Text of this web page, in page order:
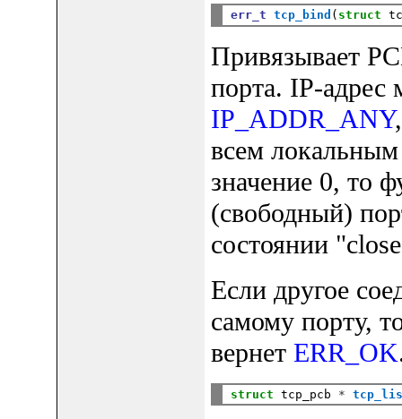
err_t tcp_bind ( struct
Привязывает
порта. IP-адрес
IP_ADDR_ANY
всем локальным
значение 0, то
(свободный)
состоянии
Если другое
самому порту,
вернет ERR_OK
struct tcp_pcb *